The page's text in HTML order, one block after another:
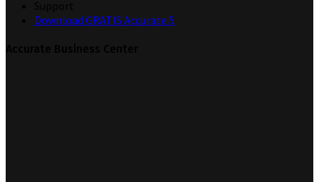
Download GRATIS Accurate 5